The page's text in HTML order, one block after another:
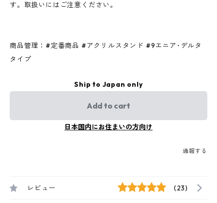
す。取扱いにはご注意ください。
商品管理：#定番商品 #アクリルスタンド #9エニア･デルタ
タイプ
Ship to Japan only
Add to cart
日本国内にお住まいの方向け
通報する
レビュー (23)